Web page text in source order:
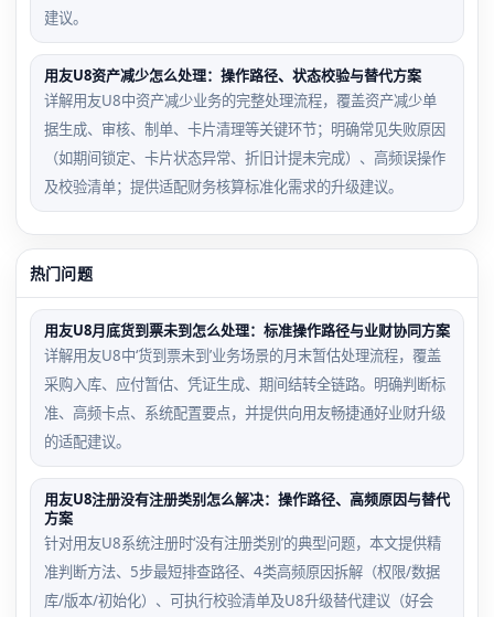
建议。
用友U8资产减少怎么处理：操作路径、状态校验与替代方案
详解用友U8中资产减少业务的完整处理流程，覆盖资产减少单
据生成、审核、制单、卡片清理等关键环节；明确常见失败原因
（如期间锁定、卡片状态异常、折旧计提未完成）、高频误操作
及校验清单；提供适配财务核算标准化需求的升级建议。
热门问题
用友U8月底货到票未到怎么处理：标准操作路径与业财协同方案
详解用友U8中‘货到票未到’业务场景的月末暂估处理流程，覆盖
采购入库、应付暂估、凭证生成、期间结转全链路。明确判断标
准、高频卡点、系统配置要点，并提供向用友畅捷通好业财升级
的适配建议。
用友U8注册没有注册类别怎么解决：操作路径、高频原因与替代
方案
针对用友U8系统注册时‘没有注册类别’的典型问题，本文提供精
准判断方法、5步最短排查路径、4类高频原因拆解（权限/数据
库/版本/初始化）、可执行校验清单及U8升级替代建议（好会